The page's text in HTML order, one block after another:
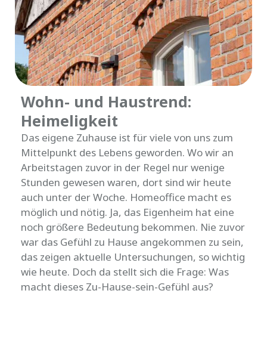
Wohn- und Haustrend:
Heimeligkeit
Das eigene Zuhause ist für viele von uns zum
Mittelpunkt des Lebens geworden. Wo wir an
Arbeitstagen zuvor in der Regel nur wenige
Stunden gewesen waren, dort sind wir heute
auch unter der Woche. Homeoffice macht es
möglich und nötig. Ja, das Eigenheim hat eine
noch größere Bedeutung bekommen. Nie zuvor
war das Gefühl zu Hause angekommen zu sein,
das zeigen aktuelle Untersuchungen, so wichtig
wie heute. Doch da stellt sich die Frage: Was
macht dieses Zu-Hause-sein-Gefühl aus?